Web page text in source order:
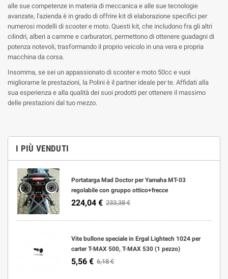
I PIÙ VENDUTI
Portatarga Mad Doctor per Yamaha MT-03
regolabile con gruppo ottico+frecce
224,04 € 233,38 €
Vite bullone speciale in Ergal Lightech 1024 per
carter T-MAX 500, T-MAX 530 (1 pezzo)
5,56 € 6,18 €
alle sue competenze in materia di meccanica e alle sue tecnologie
avanzate, l'azienda è in grado di offrire kit di elaborazione specifici per
numerosi modelli di scooter e moto. Questi kit, che includono fra gli altri
cilindri, alberi a camme e carburatori, permettono di ottenere guadagni di
potenza notevoli, trasformando il proprio veicolo in una vera e propria
macchina da corsa.
Insomma, se sei un appassionato di scooter e moto 50cc e vuoi
migliorarne le prestazioni, la Polini è il partner ideale per te. Affidati alla
sua esperienza e alla qualità dei suoi prodotti per ottenere il massimo
delle prestazioni dal tuo mezzo.